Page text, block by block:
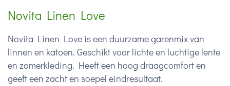
Novita Linen Love
Novita Linen Love is een duurzame garenmix van
linnen en katoen. Geschikt voor lichte en luchtige lente
en zomerkleding. Heeft een hoog draagcomfort en
geeft een zacht en soepel eindresultaat.